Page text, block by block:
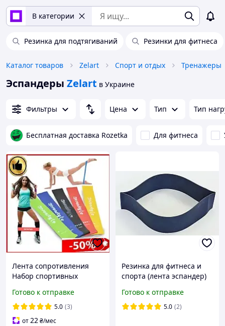
В категории
Резинка для подтягиваний Резинки для фитнеса
Каталог товаров Zelart Спорт и отдых Тренажеры
Эспандеры Zelart в Украине
Фильтры Цена Тип Тип
Бесплатная доставка Rozetka Для фитнеса
Лента сопротивления
Набор спортивных
резинка для фитнеса
широкая для женщин
мужчин WSG
Готово к отправке
5.0 (3)
от22₴/мес
Резинка для фитнеса и
спорта (лента эспандер)
XL (MS 3009)
Готово к отправке
5.0 (2)